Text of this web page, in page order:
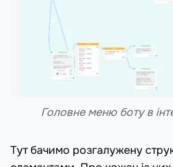
Головне меню боту в
Тут бачимо розгалужену